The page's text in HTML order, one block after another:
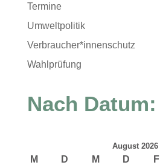
Termine
Umweltpolitik
Verbraucher*innenschutz
Wahlprüfung
Nach Datum:
August 2026
M D M D F